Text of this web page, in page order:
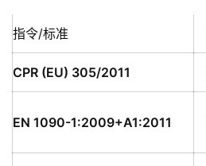
指令/标准
CPR (EU) 305/2011
EN 1090-1:2009+A1:2011